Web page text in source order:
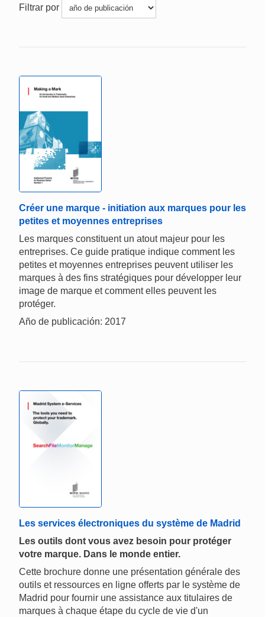
Filtrar por
Créer une marque - initiation aux marques pour les
petites et moyennes entreprises
Les marques constituent un atout majeur pour les
entreprises. Ce guide pratique indique comment les
petites et moyennes entreprises peuvent utiliser les
marques à des fins stratégiques pour développer leur
image de marque et comment elles peuvent les
protéger.
Año de publicación: 2017
Les services électroniques du système de Madrid
Les outils dont vous avez besoin pour protéger
votre marque. Dans le monde entier.
Cette brochure donne une présentation générale des
outils et ressources en ligne offerts par le système de
Madrid pour fournir une assistance aux titulaires de
marques à chaque étape du cycle de vie d'un